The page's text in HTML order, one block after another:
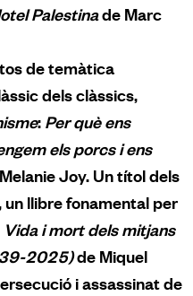
Palestinade Marc
de temàtica
dels clàssics,
:Per què ens
els porcs i ens
Joy. Un títol dels
un llibre fonamental per
Vida i mort dels mitjans
2025)de Miquel
i assassinat de